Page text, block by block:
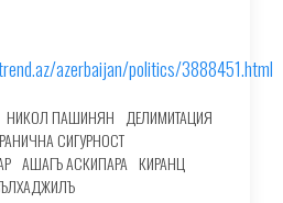
azerbaijan/politics/3888451.html
НИКОЛ ПАШИНЯН
ДЕЛИМИТАЦИЯ
СИГУРНОСТ
АШАГЪ АСКИПАРА КИРАНЦ